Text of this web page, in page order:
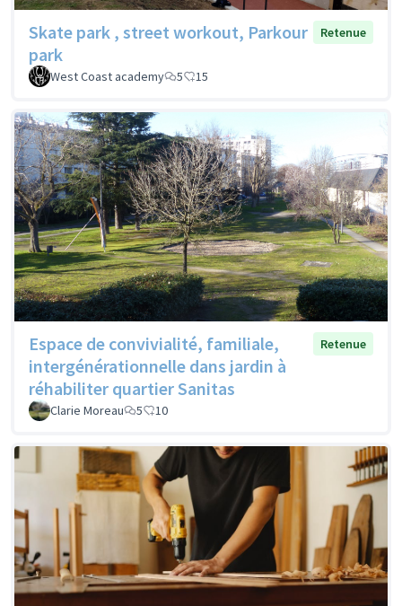
Skate park , street workout, Parkour
park
Retenue
West Coast academy 5 15
Espace de convivialité, familiale,
intergénérationnelle dans jardin à
réhabiliter quartier Sanitas
Retenue
Clarie Moreau 5 10